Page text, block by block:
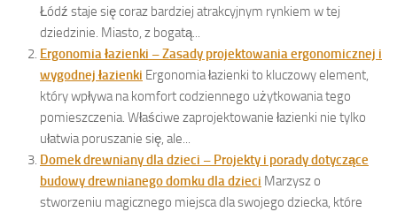
Łódź staje się coraz bardziej atrakcyjnym rynkiem w tej
dziedzinie. Miasto, z bogatą...
Ergonomia łazienki – Zasady projektowania ergonomicznej i
wygodnej łazienki Ergonomia łazienki to kluczowy element,
który wpływa na komfort codziennego użytkowania tego
pomieszczenia. Właściwe zaprojektowanie łazienki nie tylko
ułatwia poruszanie się, ale...
Domek drewniany dla dzieci – Projekty i porady dotyczące
budowy drewnianego domku dla dzieci Marzysz o
stworzeniu magicznego miejsca dla swojego dziecka, które